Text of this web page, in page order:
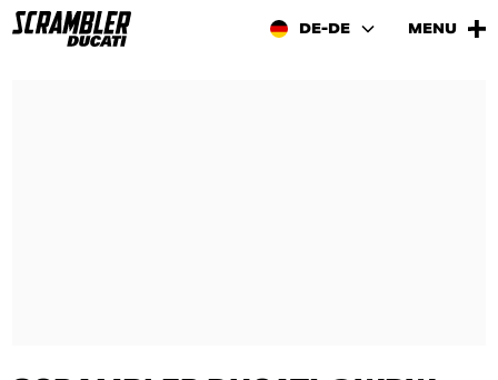
DE-DE MENU